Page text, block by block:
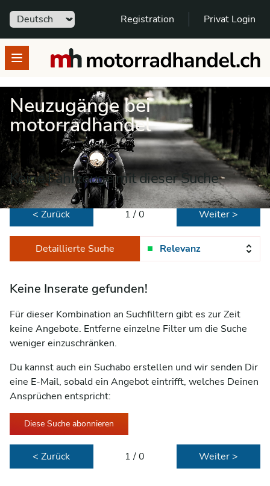
Sprache Registration Privat Login
Open menumotorradhandel.ch
Neuzugänge bei
motorradhandel
Keine Fahrzeuge mit dieser Suche
< Zurück 1 / 0 Weiter >
Detaillierte Suche Relevanz
Keine Inserate gefunden!
Für dieser Kombination an Suchfiltern gibt es zur Zeit
keine Angebote. Entferne einzelne Filter um die Suche
weniger einzuschränken.
Du kannst auch ein Suchabo erstellen und wir senden Dir
eine E-Mail, sobald ein Angebot eintrifft, welches Deinen
Ansprüchen entspricht:
Diese Suche abonnieren
< Zurück 1 / 0 Weiter >